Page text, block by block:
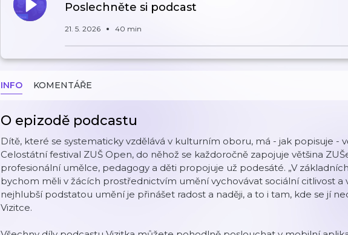
Poslechněte si podcast
21. 5. 2026 40 min
INFO KOMENTÁŘE
O epizodě podcastu
Dítě, které se systematicky vzdělává v kulturním oboru, má - jak popisuje -
Celostátní festival ZUŠ Open, do něhož se každoročně zapojuje většina
profesionální umělce, pedagogy a děti propojuje už podesáté. „V
bychom měli v žácích prostřednictvím umění vychovávat sociální citlivost a
nejhlubší podstatou umění je přinášet radost a naději, a to i tam, kde se jí
Vizitce.